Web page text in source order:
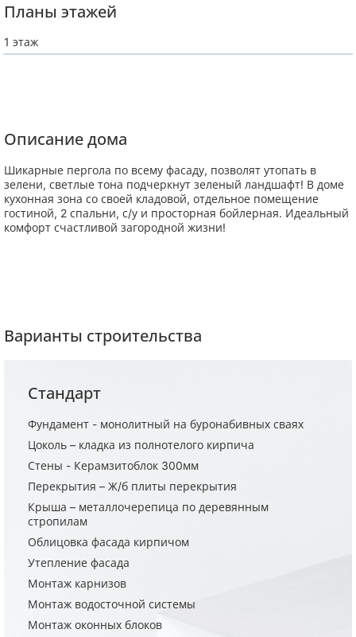
Планы этажей
1 этаж
Описание дома
Шикарные пергола по всему фасаду, позволят утопать в
зелени, светлые тона подчеркнут зеленый ландшафт! В доме
кухонная зона со своей кладовой, отдельное помещение
гостиной, 2 спальни, с/у и просторная бойлерная. Идеальный
комфорт счастливой загородной жизни!
Варианты строительства
Стандарт
Фундамент - монолитный на буронабивных сваях
Цоколь – кладка из полнотелого кирпича
Стены - Керамзитоблок 300мм
Перекрытия – Ж/б плиты перекрытия
Крыша – металлочерепица по деревянным
стропилам
Облицовка фасада кирпичом
Утепление фасада
Монтаж карнизов
Монтаж водосточной системы
Монтаж оконных блоков